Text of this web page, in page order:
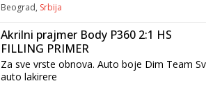
Beograd, Srbija
Akrilni prajmer Body P360 2:1 HS
FILLING PRIMER
Za sve vrste obnova. Auto boje Dim Team Sve za
auto lakirere